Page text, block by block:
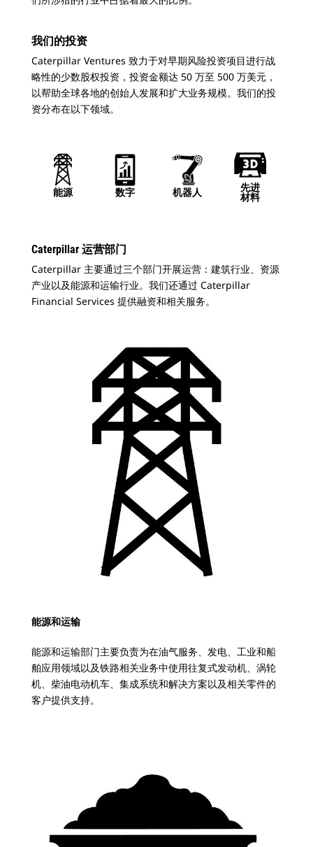
我们的投资
Caterpillar Ventures 致力于对早期风险投资项目进行战
略性的少数股权投资，投资金额达 50 万至 500 万美元，
以帮助全球各地的创始人发展和扩大业务规模。我们的投
资分布在以下领域。
能源 数字 机器人
先进
材料
Caterpillar 运营部门
Caterpillar 主要通过三个部门开展运营：建筑行业、资源
产业以及能源和运输行业。我们还通过 Caterpillar
Financial Services 提供融资和相关服务。
能源和运输
能源和运输部门主要负责为在油气服务、发电、工业和船
舶应用领域以及铁路相关业务中使用往复式发动机、涡轮
机、柴油电动机车、集成系统和解决方案以及相关零件的
客户提供支持。